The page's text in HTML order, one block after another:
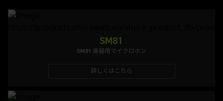
SM81
SM81 楽器用マイクロホン
詳しくはこちら